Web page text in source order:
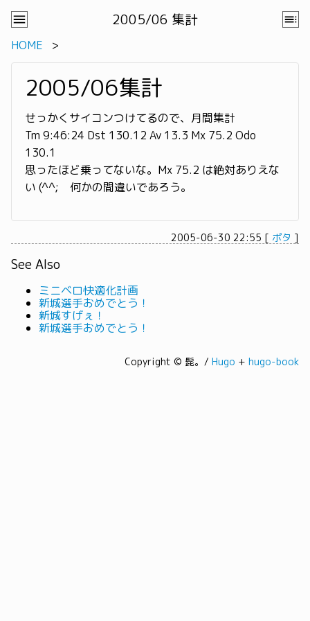
2005/06 集計
HOME
2005/06集計
せっかくサイコンつけてるので、月間集計
Tm 9:46:24 Dst 130.12 Av 13.3 Mx 75.2 Odo
130.1
思ったほど乗ってないな。Mx 75.2 は絶対ありえな
い (^^; 何かの間違いであろう。
2005-06-30 22:55 [ ポタ ]
See Also
ミニベロ快適化計画
新城選手おめでとう！
新城すげぇ！
新城選手おめでとう！
Copyright © 髭。/ Hugo + hugo-book